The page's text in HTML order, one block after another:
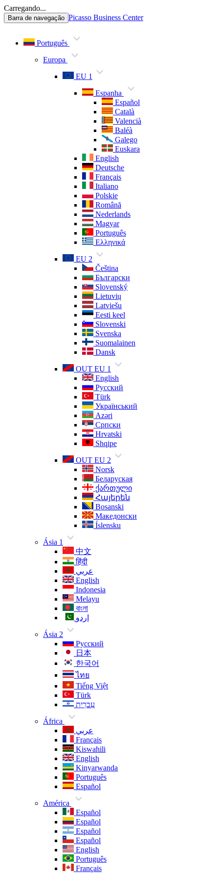
Carregando...
Barra de navegação Picasso Business Center
Português
Europa
EU 1
Espanha
Español
Català
Valencià
Baléà
Galego
Euskara
English
Deutsche
Français
Italiano
Polskie
Română
Nederlands
Magyar
Português
Ελληνικά
EU 2
Čeština
Български
Slovenský
Lietuvių
Latviešu
Eesti keel
Slovenski
Svenska
Suomalainen
Dansk
OUT EU 1
English
Русский
Türk
Український
Azəri
Српски
Hrvatski
Shqipe
OUT EU 2
Norsk
Беларуская
ქართული
Հայերեն
Bosanski
Македонски
Íslensku
Ásia 1
中文
हिंदी
عربي
English
Indonesia
Melayu
বাংলা
اردو
Ásia 2
Русский
日本
한국어
ไทย
Tiếng Việt
Türk
עִברִית
África
عربي
Français
Kiswahili
English
Kinyarwanda
Português
Español
América
Español
Español
Español
Español
English
Português
Français